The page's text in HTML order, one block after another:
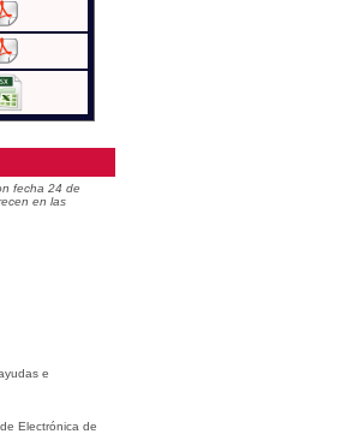
fecha 24 de
en las
e
Electrónica de